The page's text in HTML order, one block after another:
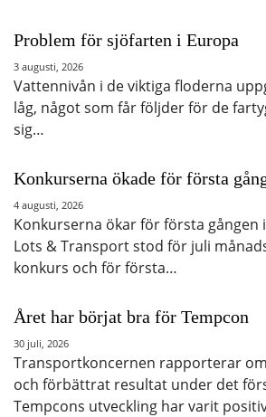
Problem för sjöfarten i Europa
3 augusti, 2026
Vattennivån i de viktiga floderna
låg, något som får följder för de
sig…
Konkurserna ökade för första
4 augusti, 2026
Konkurserna ökar för första gången
Lots & Transport stod för juli
konkurs och för första…
Året har börjat bra för Tempcon
30 juli, 2026
Transportkoncernen rapporterar
och förbättrat resultat under det
Tempcons utveckling har varit